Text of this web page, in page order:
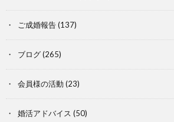
ご成婚報告(137)
ブログ(265)
会員様の活動(23)
婚活アドバイス (50)